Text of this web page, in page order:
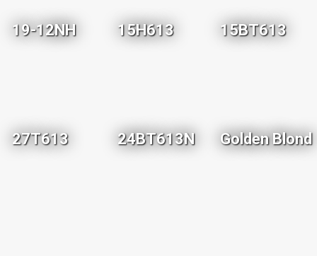
19-12NH 15H613 15BT613
27T613 24BT613N Golden Blond